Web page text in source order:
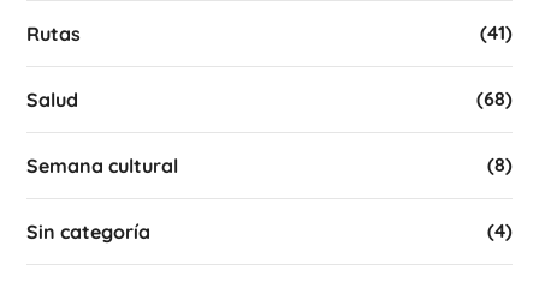
Rutas (41)
Salud (68)
Semana cultural (8)
Sin categoría (4)